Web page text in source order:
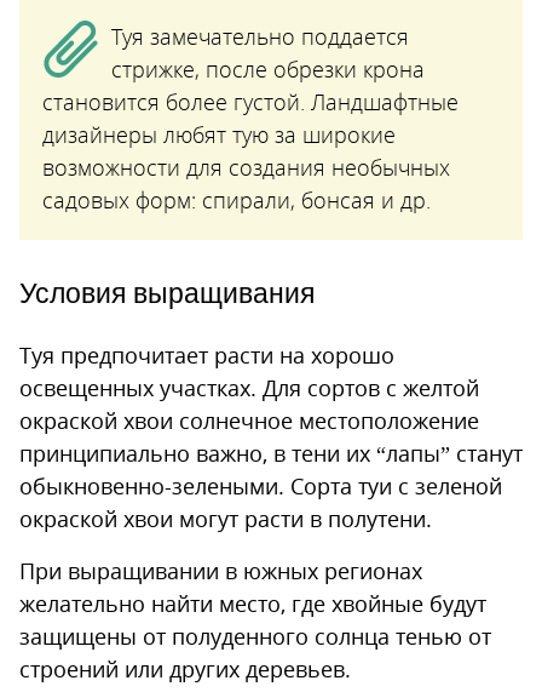
Туя замечательно поддается
стрижке, после обрезки крона
становится более густой. Ландшафтные
дизайнеры любят тую за широкие
возможности для создания необычных
садовых форм: спирали, бонсая и др.
Условия выращивания
Туя предпочитает расти на хорошо
освещенных участках. Для сортов с желтой
окраской хвои солнечное местоположение
принципиально важно, в тени их “лапы” станут
обыкновенно-зелеными. Сорта туи с зеленой
окраской хвои могут расти в полутени.
При выращивании в южных регионах
желательно найти место, где хвойные будут
защищены от полуденного солнца тенью от
строений или других деревьев.